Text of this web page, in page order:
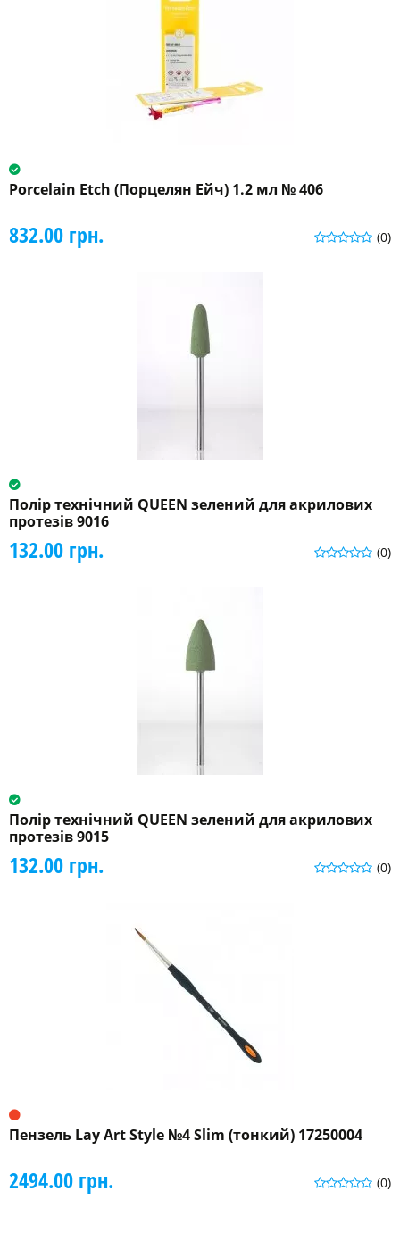
Porcelain Etch (Порцелян Ейч) 1.2 мл № 406
(0)
832.00 грн.
Полір технічний QUEEN зелений для акрилових
протезів 9016
(0)
132.00 грн.
Полір технічний QUEEN зелений для акрилових
протезів 9015
(0)
132.00 грн.
Пензель Lay Art Style №4 Slim (тонкий) 17250004
(0)
2494.00 грн.